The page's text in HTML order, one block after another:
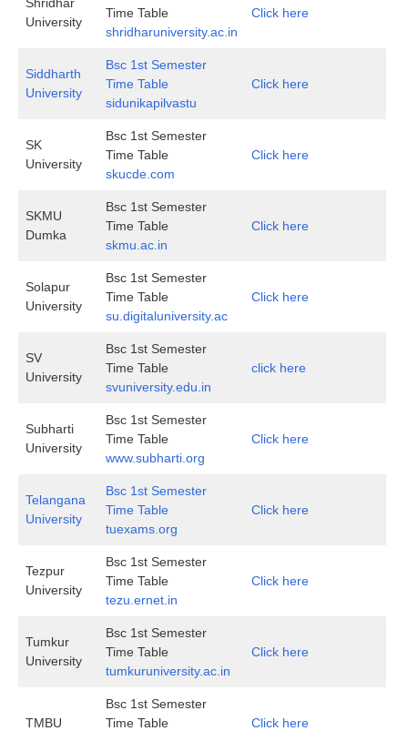
University
Time Table
shridharuniversity.ac.in
Click here
Siddharth
University
Bsc 1st Semester
Time Table
sidunikapilvastu
Click here
SK
University
Bsc 1st Semester
Time Table
skucde.com
Click here
SKMU
Dumka
Bsc 1st Semester
Time Table
skmu.ac.in
Click here
Solapur
University
Bsc 1st Semester
Time Table
su.digitaluniversity.ac
Click here
SV
University
Bsc 1st Semester
Time Table
svuniversity.edu.in
click here
Subharti
University
Bsc 1st Semester
Time Table
www.subharti.org
Click here
Telangana
University
Bsc 1st Semester
Time Table
tuexams.org
Click here
Tezpur
University
Bsc 1st Semester
Time Table
tezu.ernet.in
Click here
Tumkur
University
Bsc 1st Semester
Time Table
tumkuruniversity.ac.in
Click here
TMBU
Bsc 1st Semester
Time Table
Click here